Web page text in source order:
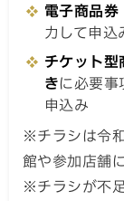
電子商品券
力して申込
チケット型
き に必要事
申込み
※チラシは令
館や参加店舗
※チラシが不